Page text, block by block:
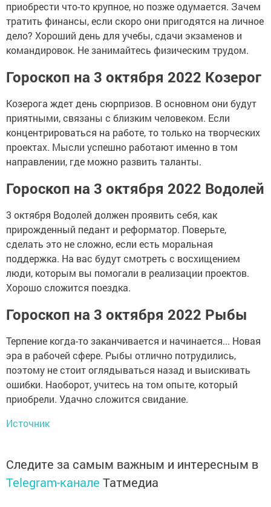
приобрести что-то крупное, но позже одумается. Зачем
тратить финансы, если скоро они пригодятся на личное
дело? Хороший день для учебы, сдачи экзаменов и
командировок. Не занимайтесь физическим трудом.
Гороскоп на 3 октября 2022 Козерог
Козерога ждет день сюрпризов. В основном они будут
приятными, связаны с близким человеком. Если
концентрироваться на работе, то только на творческих
проектах. Мысли успешно работают именно в том
направлении, где можно развить таланты.
Гороскоп на 3 октября 2022 Водолей
3 октября Водолей должен проявить себя, как
прирожденный педант и реформатор. Поверьте,
сделать это не сложно, если есть моральная
поддержка. На вас будут смотреть с восхищением
люди, которым вы помогали в реализации проектов.
Хорошо сложится поездка.
Гороскоп на 3 октября 2022 Рыбы
Терпение когда-то заканчивается и начинается... Новая
эра в рабочей сфере. Рыбы отлично потрудились,
поэтому не стоит оглядываться назад и выискивать
ошибки. Наоборот, учитесь на том опыте, который
приобрели. Удачно сложится свидание.
Источник
Следите за самым важным и интересным в
Telegram-канале Татмедиа